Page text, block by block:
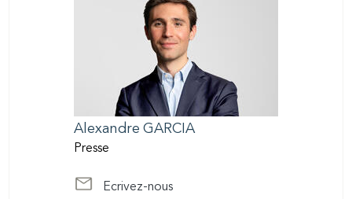
Alexandre GARCIA
Presse
Ecrivez-nous